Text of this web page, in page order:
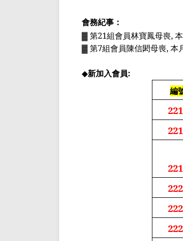
會務紀事：
▓ 第21組會員林寶鳳母喪,
▓ 第7組會員陳信閎母喪, 本
◆新加入會員:
編